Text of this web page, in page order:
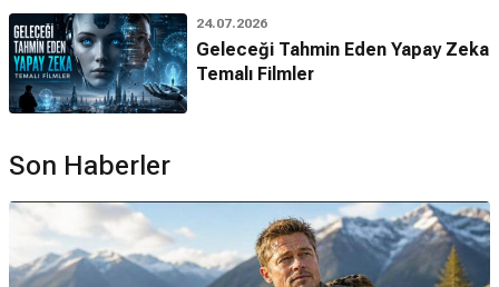
24.07.2026
Geleceği Tahmin Eden Yapay Zeka
Temalı Filmler
Son Haberler